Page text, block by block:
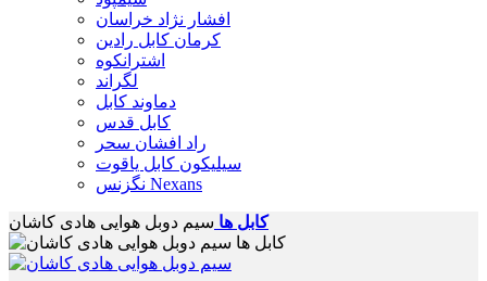
افشار نژاد خراسان
کرمان کابل رادین
اشترانکوه
لگراند
دماوند کابل
کابل قدس
راد افشان سحر
سیلیکون کابل یاقوت
نگزنس Nexans
کابل ها سیم دوبل هوایی هادی کاشان